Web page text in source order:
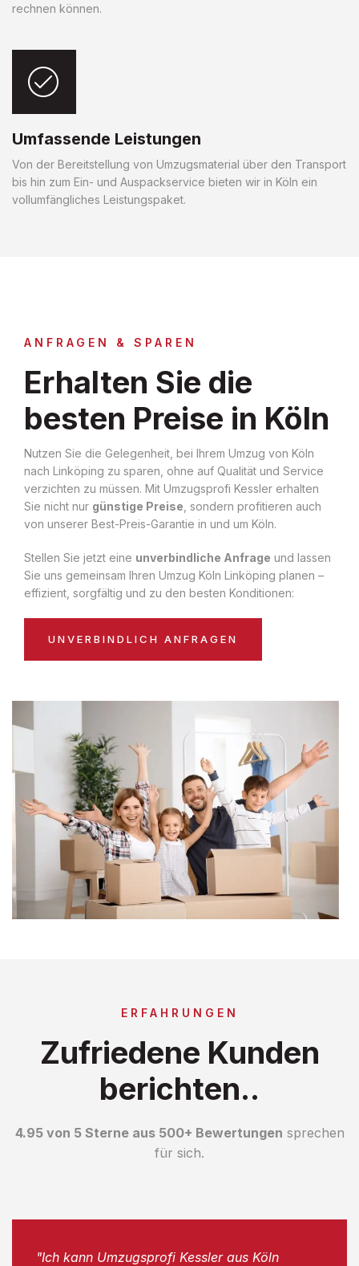
rechnen können.
Umfassende Leistungen
Von der Bereitstellung von Umzugsmaterial über den Transport
bis hin zum Ein- und Auspackservice bieten wir in Köln ein
vollumfängliches Leistungspaket.
ANFRAGEN & SPAREN
Erhalten Sie die
besten Preise in Köln
Nutzen Sie die Gelegenheit, bei Ihrem Umzug von Köln
nach Linköping zu sparen, ohne auf Qualität und Service
verzichten zu müssen. Mit Umzugsprofi Kessler erhalten
Sie nicht nur günstige Preise , sondern profitieren auch
von unserer Best-Preis-Garantie in und um Köln.
Stellen Sie jetzt eine unverbindliche Anfrage und lassen
Sie uns gemeinsam Ihren Umzug Köln Linköping planen –
effizient, sorgfältig und zu den besten Konditionen:
UNVERBINDLICH ANFRAGEN
ERFAHRUNGEN
Zufriedene Kunden
berichten..
4.95 von 5 Sterne aus 500+ Bewertungen sprechen
für sich.
"Ich kann Umzugsprofi Kessler aus Köln